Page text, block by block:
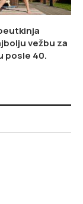
vežbu za
posle 40.